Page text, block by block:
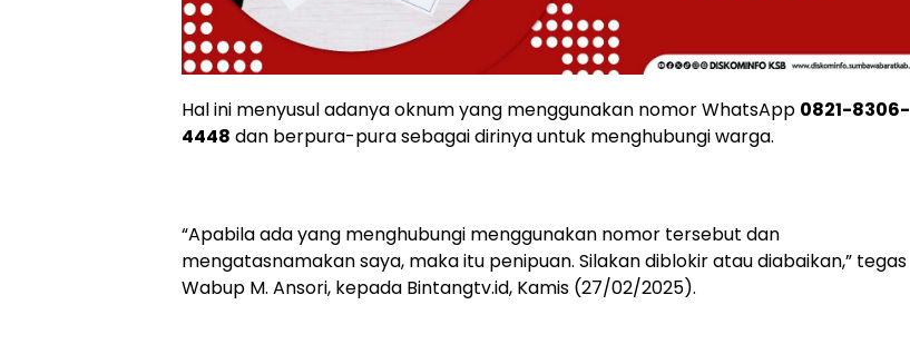
Hal ini menyusul adanya oknum yang menggunakan nomor WhatsApp 0821-8306-
4448 dan berpura-pura sebagai dirinya untuk menghubungi warga.
“Apabila ada yang menghubungi menggunakan nomor tersebut dan
mengatasnamakan saya, maka itu penipuan. Silakan diblokir atau diabaikan,” tegas
Wabup M. Ansori, kepada Bintangtv.id, Kamis (27/02/2025).